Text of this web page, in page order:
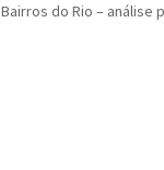
Bairros do Rio – análise